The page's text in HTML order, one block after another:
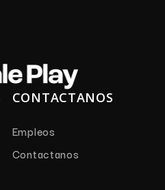
CONTACTANOS
Empleos
Contactanos